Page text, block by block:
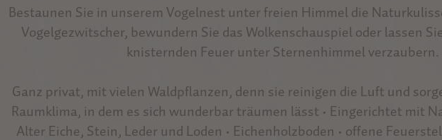
Bestaunen Sie in unserem Vogelnest unter freien Himmel die
Vogelgezwitscher, bewundern Sie das Wolkenschauspiel oder lassen
knisternden Feuer unter Sternenhimmel verzaubern.
Ganz privat, mit vielen Waldpflanzen, denn sie reinigen die Luft und
Raumklima, in dem es sich wunderbar träumen lässt • Eingerichtet mit
Alter Eiche, Stein, Leder und Loden • Eichenholzboden • offene